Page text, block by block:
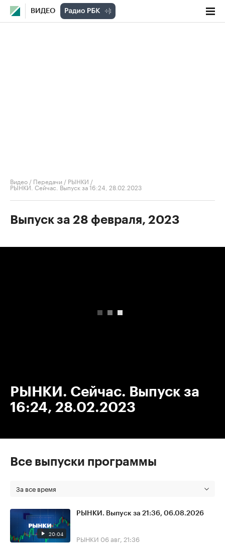
ВИДЕО
Видео / Передачи / РЫНКИ /
РЫНКИ. Сейчас. Выпуск за 16:24, 28.02.2023
Выпуск за 28 февраля, 2023
РЫНКИ. Сейчас. Выпуск за
16:24, 28.02.2023
Все выпуски программы
За все время
20:04
РЫНКИ. Выпуск за 21:36, 06.08.2026
РЫНКИ 06 авг, 21:36